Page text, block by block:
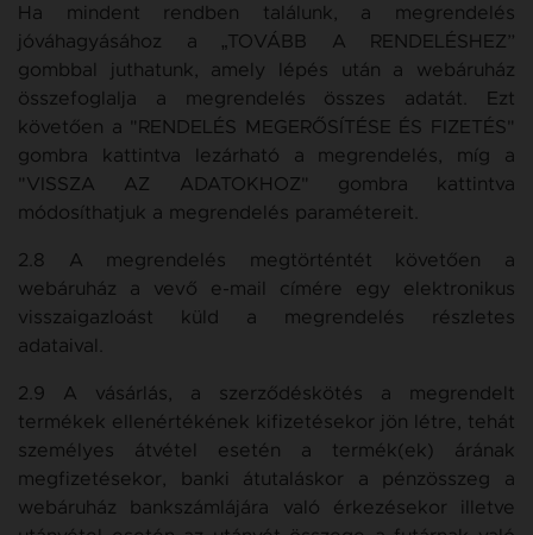
Ha mindent rendben találunk, a megrendelés
jóváhagyásához a „TOVÁBB A RENDELÉSHEZ”
gombbal juthatunk, amely lépés után a webáruház
összefoglalja a megrendelés összes adatát. Ezt
követően a "RENDELÉS MEGERŐSÍTÉSE ÉS FIZETÉS"
gombra kattintva lezárható a megrendelés, míg a
"VISSZA AZ ADATOKHOZ" gombra kattintva
módosíthatjuk a megrendelés paramétereit.
2.8 A megrendelés megtörténtét követően a
webáruház a vevő e-mail címére egy elektronikus
visszaigazloást küld a megrendelés részletes
adataival.
2.9 A vásárlás, a szerződéskötés a megrendelt
termékek ellenértékének kifizetésekor jön létre, tehát
személyes átvétel esetén a termék(ek) árának
megfizetésekor, banki átutaláskor a pénzösszeg a
webáruház bankszámlájára való érkezésekor illetve